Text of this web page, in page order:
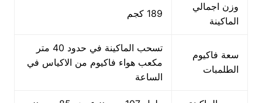
وزن اجمالي
الماكينة
189 كجم
سعة فاكيوم
الطلمبات
تسحب الماكينة في حدود 40 متر
مكعب هواء فاكيوم من الاكياس في
الساعة